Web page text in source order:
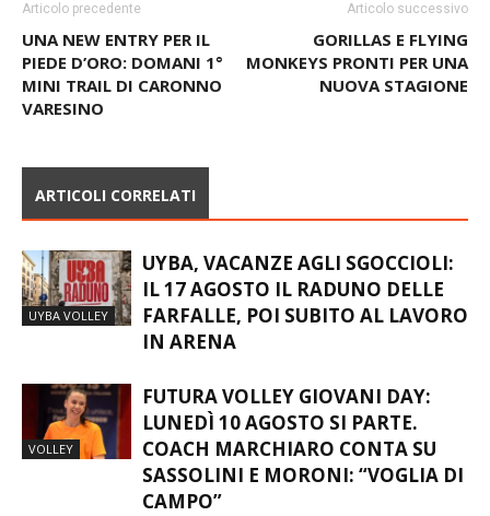
Articolo precedente
UNA NEW ENTRY PER IL
PIEDE D’ORO: DOMANI 1°
MINI TRAIL DI CARONNO
VARESINO
Articolo successivo
GORILLAS E FLYING
MONKEYS PRONTI PER UNA
NUOVA STAGIONE
ARTICOLI CORRELATI
UYBA VOLLEY
UYBA, VACANZE AGLI SGOCCIOLI:
IL 17 AGOSTO IL RADUNO DELLE
FARFALLE, POI SUBITO AL LAVORO
IN ARENA
VOLLEY
FUTURA VOLLEY GIOVANI DAY:
LUNEDÌ 10 AGOSTO SI PARTE.
COACH MARCHIARO CONTA SU
SASSOLINI E MORONI: “VOGLIA DI
CAMPO”